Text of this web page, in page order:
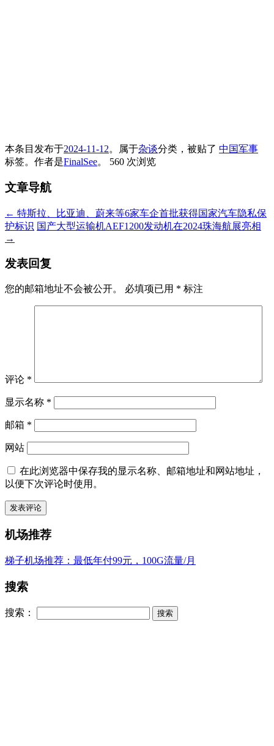
本条目发布于2024-11-12。属于杂谈分类，被贴了 中国军事
标签。 作者是FinalSee。 560 次浏览
文章导航
← 特斯拉、比亚迪、蔚来等6家车企首批获得国家汽车隐私保
护标识 国产大型运输机AEF1200发动机在2024珠海航展亮相
→
发表回复
您的邮箱地址不会被公开。 必填项已用 * 标注
评论 *
显示名称 *
邮箱 *
网站
在此浏览器中保存我的显示名称、邮箱地址和网站地址，
以便下次评论时使用。
机场推荐
梯子机场推荐：最低年付99元，100G流量/月
搜索
搜索：